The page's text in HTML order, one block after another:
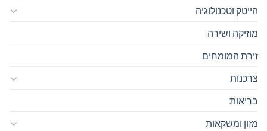
הייטק וטכנולוגיה
מוזיקה ושירה
זירת המומחים
צרכנות
בריאות
מזון ומשקאות